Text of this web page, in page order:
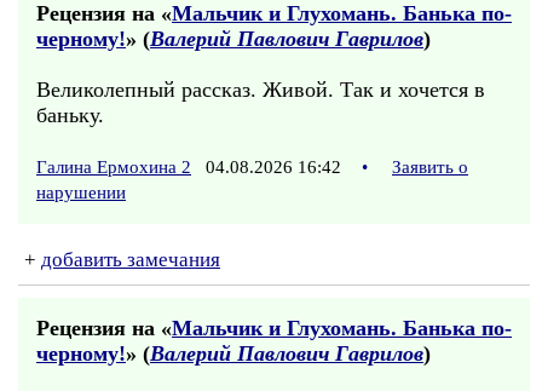
Рецензия на «Мальчик и Глухомань. Банька по-
черному!» (Валерий Павлович Гаврилов)
Великолепный рассказ. Живой. Так и хочется в
баньку.
Галина Ермохина 2 04.08.2026 16:42 •
Заявить о
нарушении
+ добавить замечания
Рецензия на «Мальчик и Глухомань. Банька по-
черному!» (Валерий Павлович Гаврилов)